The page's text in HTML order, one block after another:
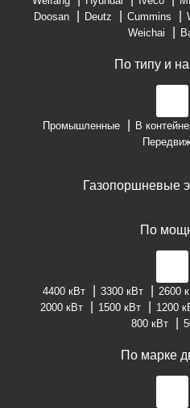
Doosan
Deutz Cummins
Weichai
По типу и
Промышленные В
Газопоршневые
По
4400 кВт 3300 кВт 2600
2000 кВт
1500 кВт 1200
800 кВт
По марке